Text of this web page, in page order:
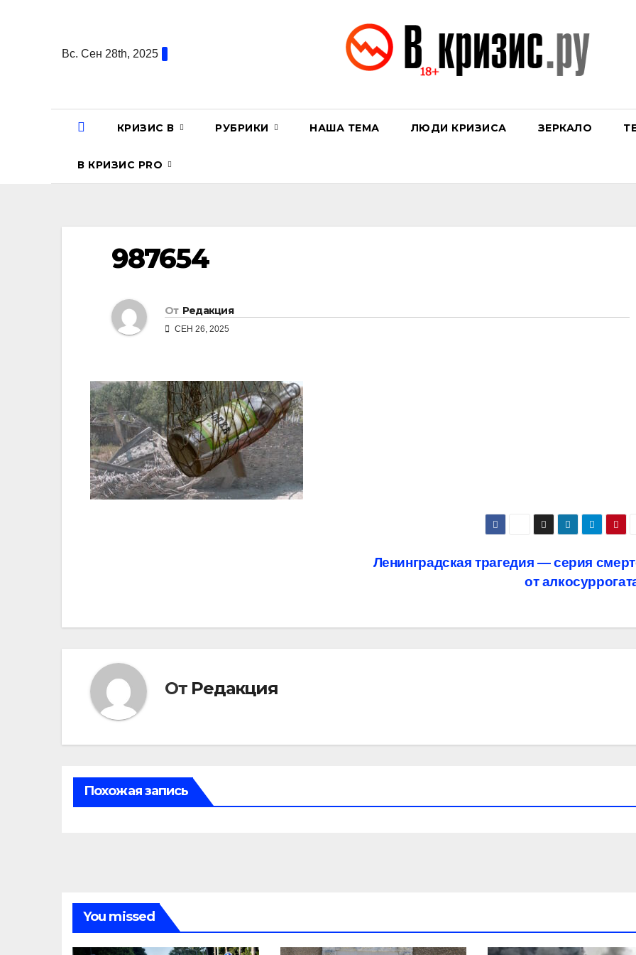
содержаниюВс. Сен 28th, 2025
КРИЗИС В РУБРИКИ НАША ТЕМА ЛЮДИ КРИЗИСА ЗЕРКАЛО
В КРИЗИС PRO
987654
От Редакция
СЕН 26, 2025
записям
Ленинградская трагедия — серия
от
От Редакция
Похожая запись
You missed